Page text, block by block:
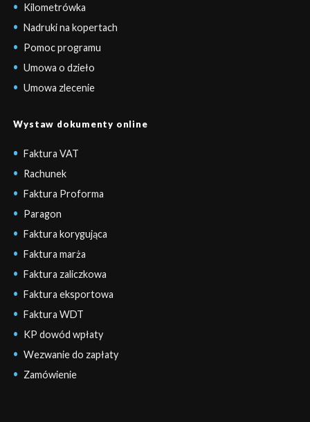
Kilometrówka
Nadruki na kopertach
Pomoc programu
Umowa o dzieło
Umowa zlecenie
Wystaw dokumenty online
Faktura VAT
Rachunek
Faktura Proforma
Paragon
Faktura korygująca
Faktura marża
Faktura zaliczkowa
Faktura eksportowa
Faktura WDT
KP dowód wpłaty
Wezwanie do zapłaty
Zamówienie